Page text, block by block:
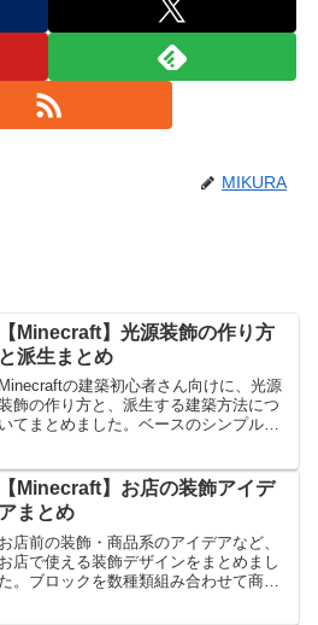
MIKURA
【Minecraft】光源装飾の作り方
と派生まとめ
Minecraftの建築初心者さん向けに、光源
飾の作り方と、派生する建築方法につ
いてまとめました。ベースのシンプルな
のデザインに迷ったときに参考になれば
嬉しいです。前...
【Minecraft】お店の装飾アイデ
アまとめ
お店前の装飾・商品系のアイデアなど、
お店で使える装飾デザインをまとめまし
た。ブロックを数種類組み合わせて商品